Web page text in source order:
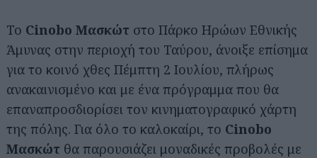
Το Cinobo Μασκώτ στο Πάρκο Ηρώων Εθνικής
Άμυνας στην περιοχή του Ταύρου, άνοιξε επίσημα
για το κοινό χθες Πέμπτη 2 Ιουλίου, πλήρως
ανακαινισμένο και με ένα πρόγραμμα που θα
επαναπροσδιορίσει τον κινηματογραφικό χάρτη
της πόλης. Για όλο το καλοκαίρι, το Cinobo
Μασκώτ θα παρουσιάζει μοναδικές προβολές με